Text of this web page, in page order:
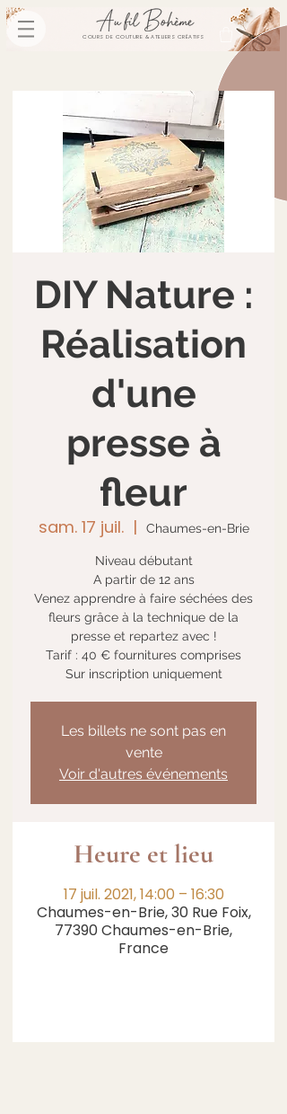
COURS DE COUTURE & ATELIERS CRÉATIFS
DIY Nature :
Réalisation
d'une
presse à
fleur
sam. 17 juil.
  |
Chaumes-en-Brie
Niveau débutant
A partir de 12 ans
Venez apprendre à faire séchées des
fleurs grâce à la technique de la
presse et repartez avec !
Tarif : 40 € fournitures comprises
Sur inscription uniquement
Les billets ne sont pas en
vente
Voir d'autres événements
Heure et lieu
17 juil. 2021, 14:00 – 16:30
Chaumes-en-Brie, 30 Rue Foix,
77390 Chaumes-en-Brie,
France